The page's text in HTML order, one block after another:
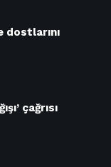
dostlarını
çağrısı